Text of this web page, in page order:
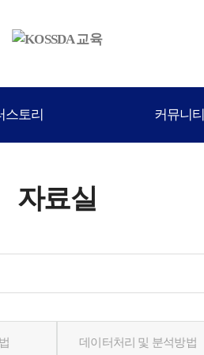
스토리 커뮤니티
자료실
데이터처리 및 분석방법